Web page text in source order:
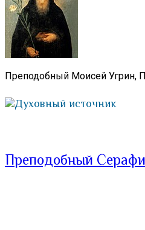
Преподобный Моисей Угрин,
Духовный источник
Преподобный